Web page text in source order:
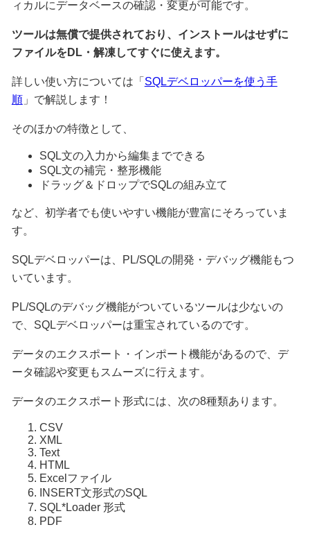
ィカルにデータベースの確認・変更が可能です。
ツールは無償で提供されており、インストールはせずに
ファイルをDL・解凍してすぐに使えます。
詳しい使い方については「 SQLデベロッパーを使う手
順」で解説します！
そのほかの特徴として、
SQL文の入力から編集までできる
SQL文の補完・整形機能
ドラッグ＆ドロップでSQLの組み立て
など、初学者でも使いやすい機能が豊富にそろっていま
す。
SQLデベロッパーは、PL/SQLの開発・デバッグ機能もつ
いています。
PL/SQLのデバッグ機能がついているツールは少ないの
で、SQLデベロッパーは重宝されているのです。
データのエクスポート・インポート機能があるので、デ
ータ確認や変更もスムーズに行えます。
データのエクスポート形式には、次の8種類あります。
CSV
XML
Text
HTML
Excelファイル
INSERT文形式のSQL
SQL*Loader 形式
PDF